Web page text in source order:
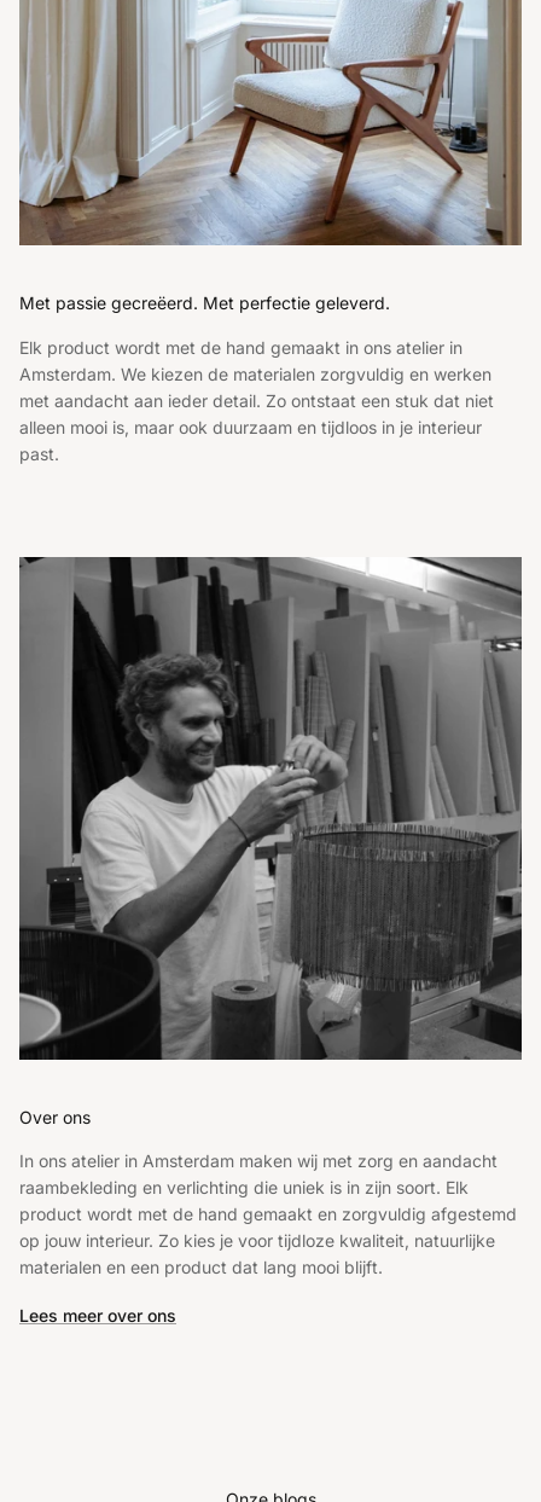
Met passie gecreëerd. Met perfectie geleverd.
Elk product wordt met de hand gemaakt in ons atelier in
Amsterdam. We kiezen de materialen zorgvuldig en werken
met aandacht aan ieder detail. Zo ontstaat een stuk dat niet
alleen mooi is, maar ook duurzaam en tijdloos in je interieur
past.
Over ons
In ons atelier in Amsterdam maken wij met zorg en aandacht
raambekleding en verlichting die uniek is in zijn soort. Elk
product wordt met de hand gemaakt en zorgvuldig afgestemd
op jouw interieur. Zo kies je voor tijdloze kwaliteit, natuurlijke
materialen en een product dat lang mooi blijft.
Lees meer over ons